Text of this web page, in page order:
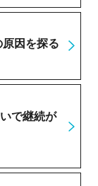
因を探る
で継続が